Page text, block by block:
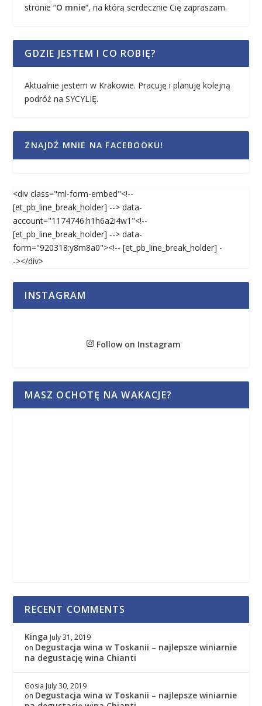
stronie “O mnie“, na którą serdecznie Cię zapraszam.
GDZIE JESTEM I CO ROBIĘ?
Aktualnie jestem w Krakowie. Pracuję i planuję kolejną
podróż na SYCYLIĘ.
ZNAJDŹ MNIE NA FACEBOOKU!
<div class="ml-form-embed"<!--
[et_pb_line_break_holder] --> data-
account="1174746:h1h6a2i4w1"<!--
[et_pb_line_break_holder] --> data-
form="920318:y8m8a0"><!-- [et_pb_line_break_holder] -
-></div>
INSTAGRAM
Follow on Instagram
MASZ OCHOTĘ NA WAKACJE?
RECENT COMMENTS
Kinga July 31, 2019
on Degustacja wina w Toskanii – najlepsze winiarnie
na degustację wina Chianti
Gosia July 30, 2019
on Degustacja wina w Toskanii – najlepsze winiarnie